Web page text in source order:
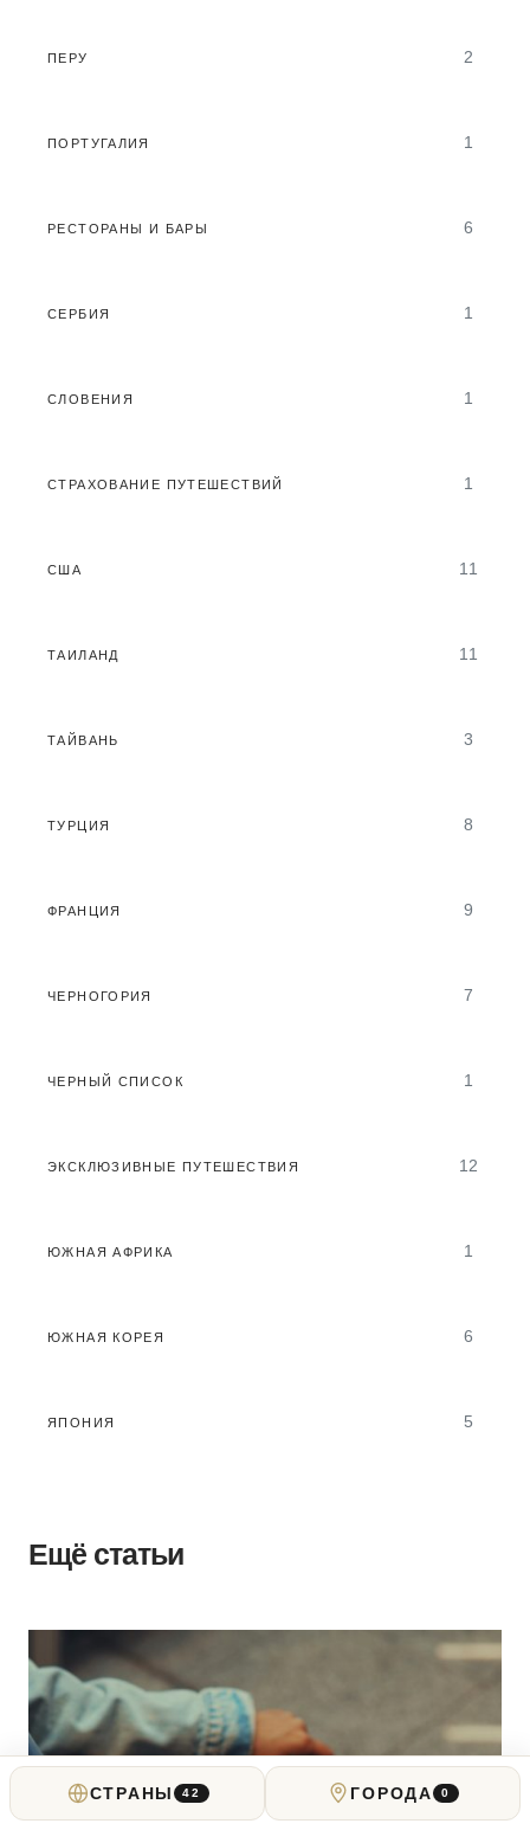
ПЕРУ 2
ПОРТУГАЛИЯ 1
РЕСТОРАНЫ И БАРЫ 6
СЕРБИЯ 1
СЛОВЕНИЯ 1
СТРАХОВАНИЕ ПУТЕШЕСТВИЙ 1
США 11
ТАИЛАНД 11
ТАЙВАНЬ 3
ТУРЦИЯ 8
ФРАНЦИЯ 9
ЧЕРНОГОРИЯ 7
ЧЕРНЫЙ СПИСОК 1
ЭКСКЛЮЗИВНЫЕ ПУТЕШЕСТВИЯ 12
ЮЖНАЯ АФРИКА 1
ЮЖНАЯ КОРЕЯ 6
ЯПОНИЯ 5
Ещё статьи
СТРАНЫ 42 ГОРОДА 0